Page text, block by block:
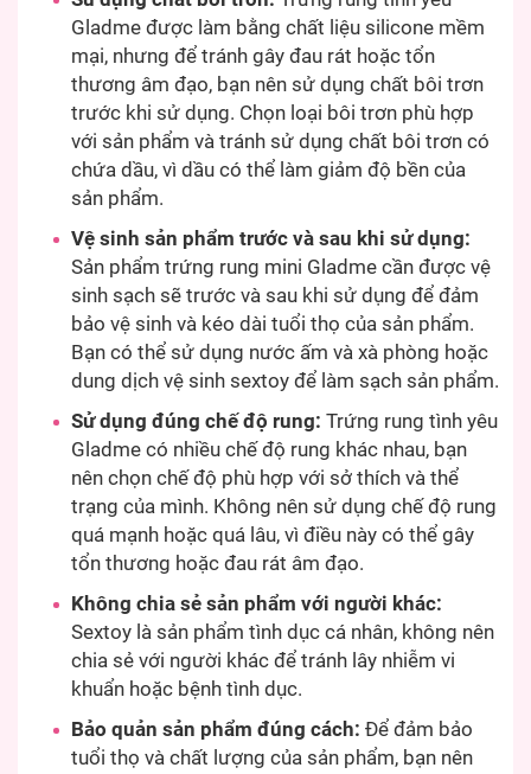
Gladme được làm bằng chất liệu silicone mềm
mại, nhưng để tránh gây đau rát hoặc tổn
thương âm đạo, bạn nên sử dụng chất bôi trơn
trước khi sử dụng. Chọn loại bôi trơn phù hợp
với sản phẩm và tránh sử dụng chất bôi trơn có
chứa dầu, vì dầu có thể làm giảm độ bền của
sản phẩm.
Vệ sinh sản phẩm trước và sau khi sử dụng:
Sản phẩm trứng rung mini Gladme cần được vệ
sinh sạch sẽ trước và sau khi sử dụng để đảm
bảo vệ sinh và kéo dài tuổi thọ của sản phẩm.
Bạn có thể sử dụng nước ấm và xà phòng hoặc
dung dịch vệ sinh sextoy để làm sạch sản phẩm.
Sử dụng đúng chế độ rung: Trứng rung tình yêu
Gladme có nhiều chế độ rung khác nhau, bạn
nên chọn chế độ phù hợp với sở thích và thể
trạng của mình. Không nên sử dụng chế độ rung
quá mạnh hoặc quá lâu, vì điều này có thể gây
tổn thương hoặc đau rát âm đạo.
Không chia sẻ sản phẩm với người khác:
Sextoy là sản phẩm tình dục cá nhân, không nên
chia sẻ với người khác để tránh lây nhiễm vi
khuẩn hoặc bệnh tình dục.
Bảo quản sản phẩm đúng cách: Để đảm bảo
tuổi thọ và chất lượng của sản phẩm, bạn nên